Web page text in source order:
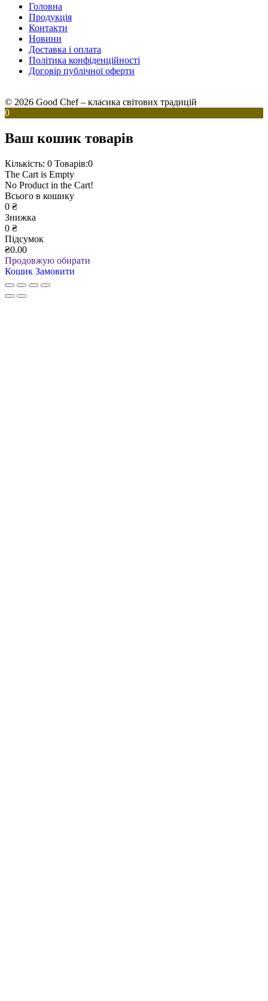
Головна
Продукція
Контакти
Новини
Доставка і оплата
Політика конфіденційності
Договір публічної оферти
© 2026 Good Chef – класика світових традицій
0
Ваш кошик товарів
Кількість: 0 Товарів:0
The Cart is Empty
No Product in the Cart!
Всього в кошику
0 ₴
Знижка
0 ₴
Підсумок
₴0.00
Продовжую обирати
Кошик Замовити